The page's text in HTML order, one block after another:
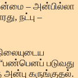
– அன்பில்லா
நட்பு –
படுவது
கருங்குதல்.